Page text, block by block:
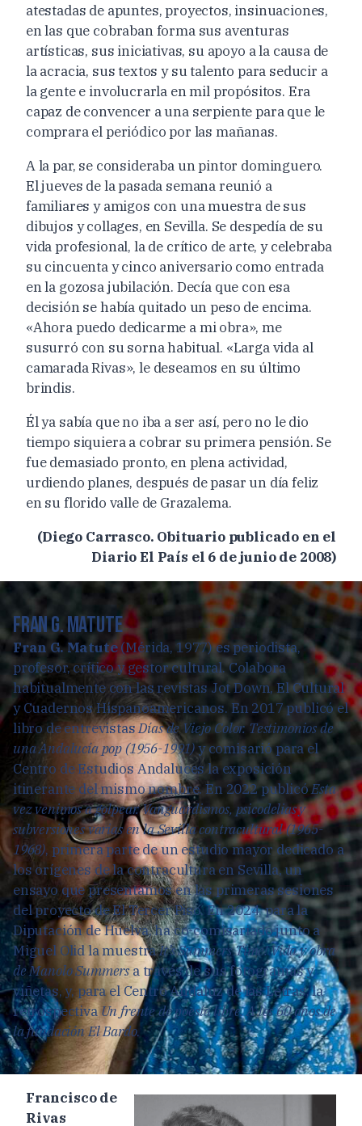
atestadas de apuntes, proyectos, insinuaciones,
en las que cobraban forma sus aventuras
artísticas, sus iniciativas, su apoyo a la causa de
la acracia, sus textos y su talento para seducir a
la gente e involucrarla en mil propósitos. Era
capaz de convencer a una serpiente para que le
comprara el periódico por las mañanas.
A la par, se consideraba un pintor dominguero.
El jueves de la pasada semana reunió a
familiares y amigos con una muestra de sus
dibujos y collages, en Sevilla. Se despedía de su
vida profesional, la de crítico de arte, y celebraba
su cincuenta y cinco aniversario como entrada
en la gozosa jubilación. Decía que con esa
decisión se había quitado un peso de encima.
«Ahora puedo dedicarme a mi obra», me
susurró con su sorna habitual. «Larga vida al
camarada Rivas», le deseamos en su último
brindis.
Él ya sabía que no iba a ser así, pero no le dio
tiempo siquiera a cobrar su primera pensión. Se
fue demasiado pronto, en plena actividad,
urdiendo planes, después de pasar un día feliz
en su florido valle de Grazalema.
(Diego Carrasco. Obituario publicado en el
Diario El País el 6 de junio de 2008)
Fran G. Matute
Fran G. Matute(Mérida, 1977) es periodista,
profesor, crítico y gestor cultural. Colabora
habitualmente con las revistas Jot Down, El Cultural
y Cuadernos Hispanoamericanos. En 2017 publicó el
libro de entrevistasDías de Viejo Color. Testimonios de
una Andalucía pop (1956-1991)y comisarió para el
Centro de Estudios Andaluces la exposición
itinerante del mismo nombre. En 2022 publicóEsta
vez venimos a golpear. Vanguardismos, psicodelias y
subversiones varias en la Sevilla contracultural (1965-
1968), primera parte de un estudio mayor dedicado a
los orígenes de la contracultura en Sevilla, un
ensayo que presentamos en las primeras sesiones
del proyecto de El Tercer Piso. En 2024, para la
Diputación de Huelva, ha co-comisariado junto a
Miguel Olid la muestraIt’s Summers Time! Vida y obra
de Manolo Summersa través de sus fotogramas y
viñetas, y, para el Centro Andaluz de las Letras, la
retrospectivaUn frente de poesía libre. A los 60 años de
la fundación El Bardo.
Francisco de
Rivas